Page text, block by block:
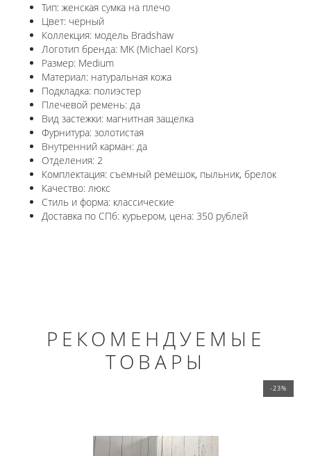
Тип: женская сумка на плечо
Цвет: черный
Коллекция: модель Bradshaw
Логотип бренда: MK (Michael Kors)
Размер: Medium
Материал: натуральная кожа
Подкладка: полиэстер
Плечевой ремень: да
Вид застежки: магнитная защелка
Фурнитура: золотистая
Внутренний карман: да
Отделения: 2
Комплектация: съемный ремешок, пыльник, брелок
Качество: люкс
Стиль и форма: классические
Доставка по СПб: курьером, цена: 350 рублей
РЕКОМЕНДУЕМЫЕ
ТОВАРЫ
-23%